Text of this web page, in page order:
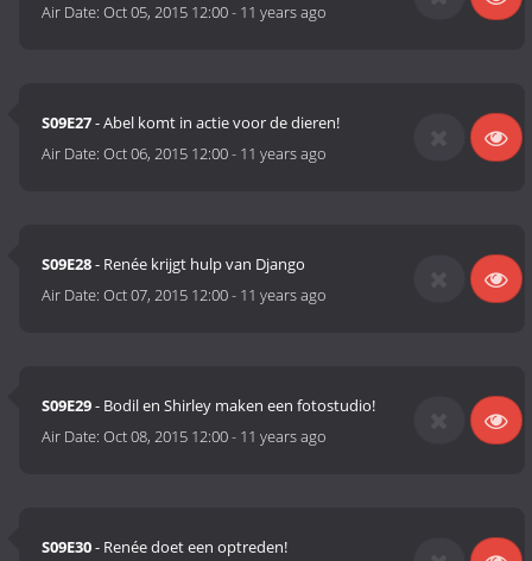
Air Date:Oct 05, 2015 12:00- 11 years ago
S09E27- Abel komt in actie voor de dieren!
Air Date:Oct 06, 2015 12:00- 11 years ago
S09E28- Renée krijgt hulp van Django
Air Date:Oct 07, 2015 12:00- 11 years ago
S09E29- Bodil en Shirley maken een fotostudio!
Air Date:Oct 08, 2015 12:00- 11 years ago
S09E30- Renée doet een optreden!